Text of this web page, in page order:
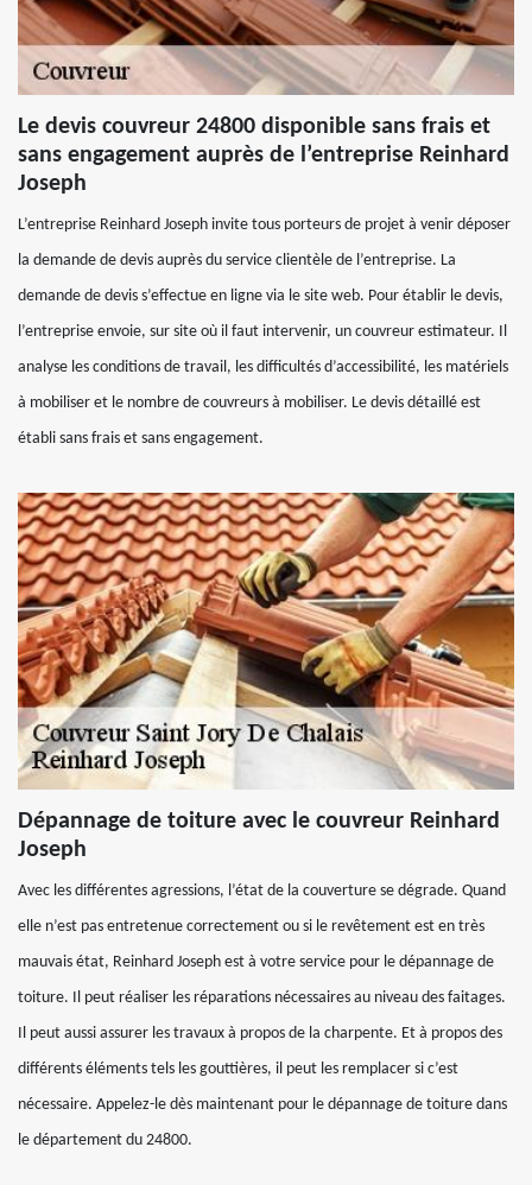
Le devis couvreur 24800 disponible sans frais et
sans engagement auprès de l’entreprise Reinhard
Joseph
L’entreprise Reinhard Joseph invite tous porteurs de projet à venir déposer
la demande de devis auprès du service clientèle de l’entreprise. La
demande de devis s’effectue en ligne via le site web. Pour établir le devis,
l’entreprise envoie, sur site où il faut intervenir, un couvreur estimateur. Il
analyse les conditions de travail, les difficultés d’accessibilité, les matériels
à mobiliser et le nombre de couvreurs à mobiliser. Le devis détaillé est
établi sans frais et sans engagement.
Dépannage de toiture avec le couvreur Reinhard
Joseph
Avec les différentes agressions, l’état de la couverture se dégrade. Quand
elle n’est pas entretenue correctement ou si le revêtement est en très
mauvais état, Reinhard Joseph est à votre service pour le dépannage de
toiture. Il peut réaliser les réparations nécessaires au niveau des faitages.
Il peut aussi assurer les travaux à propos de la charpente. Et à propos des
différents éléments tels les gouttières, il peut les remplacer si c’est
nécessaire. Appelez-le dès maintenant pour le dépannage de toiture dans
le département du 24800.